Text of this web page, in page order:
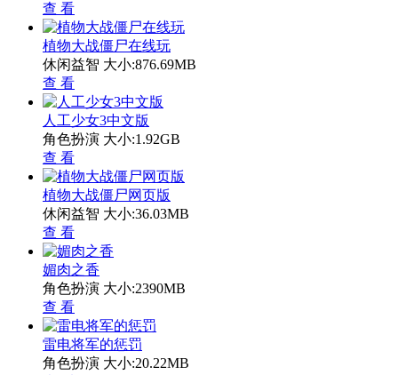
查 看
植物大战僵尸在线玩
休闲益智 大小:876.69MB
查 看
人工少女3中文版
角色扮演 大小:1.92GB
查 看
植物大战僵尸网页版
休闲益智 大小:36.03MB
查 看
媚肉之香
角色扮演 大小:2390MB
查 看
雷电将军的惩罚
角色扮演 大小:20.22MB